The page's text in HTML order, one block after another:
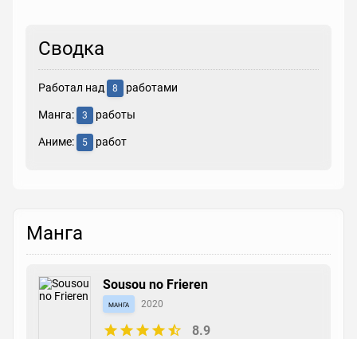
Сводка
Работал над 8 работами
Манга: 3 работы
Аниме: 5 работ
Манга
Sousou no Frieren
манга 2020
8.9